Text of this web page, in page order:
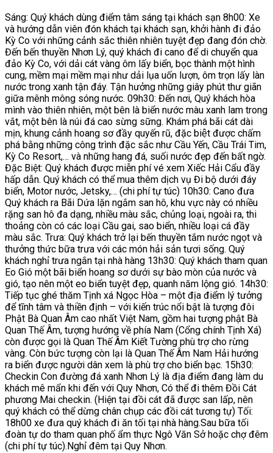
Sáng: Quý khách dùng điểm tâm sáng tại khách sạn 8h00: Xe
và hướng dẫn viên đón khách tại khách sạn, khởi hành đi đảo
Kỳ Co với những cảnh sắc thiên nhiên tuyệt đẹp đang đón chờ.
Đến bến thuyền Nhơn Lý, quý khách đi cano để di chuyển qua
đảo Kỳ Co, với dải cát vàng ôm lấy biển, bọc thành một hình
cung, mềm mại mềm mại như dải lụa uốn lượn, ôm trọn lấy làn
nước trong xanh tận đáy. Tận hưởng những giây phút thư giãn
giữa mênh mông sóng nước. 09h30: Đến nơi, Quý khách hòa
mình vào thiên nhiên, một bên là biển nước màu xanh lam trong
vắt, một bên là núi đá cao sừng sững. Khám phá bãi cát dài
mịn, khung cảnh hoang sơ đầy quyến rũ, đặc biệt được chấm
phá bằng những công trình đặc sắc như Cầu Yến, Cầu Trái Tim,
Kỳ Co Resort,… và những hang đá, suối nước đẹp đến bất ngờ.
Đặc Biệt: Quý khách được miễn phí vé xem Xiếc Hải Cẩu đầy
hấp dẫn. Quý khách có thể mua thêm dịch vụ Đi bộ dưới đáy
biển, Motor nước, Jetsky,… (chi phí tự túc) 10h30: Cano đưa
Quý khách ra Bãi Dứa lặn ngắm san hô, khu vực này có nhiều
rặng san hô đa dạng, nhiều màu sắc, chủng loại, ngoài ra, thi
thoảng còn có các loại Cầu gai, sao biển, nhiều loại cá đầy
màu sắc. Trưa: Quý khách trở lại bến thuyền tắm nước ngọt và
thưởng thức bữa trưa với các món hải sản tươi sống. Quý
khách nghỉ trưa ngắn tại nhà hàng 13h30: Quý khách tham quan
Eo Gió một bãi biển hoang sơ dưới sự bào mòn của nước và
gió, tạo nên một eo biển tuyệt đẹp, quanh năm lộng gió. 14h30:
Tiếp tục ghé thăm Tịnh xá Ngọc Hòa – một địa điểm lý tưởng
để tĩnh tâm và thiền định – với kiến trúc nổi bật là tượng đôi
Phật Bà Quan Âm cao nhất Việt Nam, gồm hai tượng phật Bà
Quan Thế Âm, tượng hướng về phía Nam (Cổng chính Tịnh Xá)
còn được gọi là Quan Thế Âm Kiết Tường phù trợ cho rừng
vàng. Còn bức tượng còn lại là Quan Thế Âm Nam Hải hướng
ra biển được người dân xem là phù trợ cho biển bạc. 15h30:
Checkin Con đường đá xanh Nhơn Lý là địa điểm đang làm du
khách mê mẩn khi đến với Quy Nhơn, Có thể đi thêm Đồi Cát
phương Mai checkin. (Hiện tại đồi cát đã được san lấp, nên
quý khách có thể dừng chân chụp các đồi cát tương tự) Tối:
18h00 xe đưa quý khách đi ăn tối tại nhà hàng.Sau bữa tối
đoàn tự do tham quan phố ẩm thực Ngô Văn Sở hoặc chợ đêm
(chi phí tự túc).Nghỉ đêm tại Quy Nhơn.